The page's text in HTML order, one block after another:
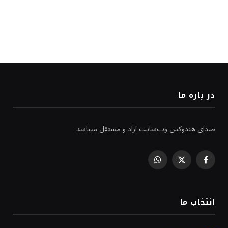
در باره ما
صدای هندوکش وب‌سایت آزاد و مستقل میباشد
Facebook
X
WhatsApp
انتخاب ما